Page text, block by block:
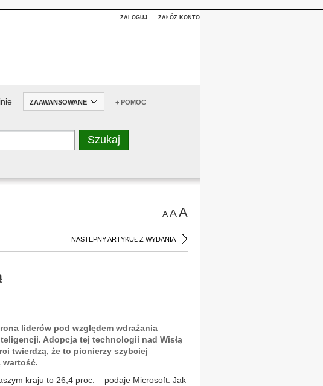
ZALOGUJ ZAŁÓŻ KONTO
ZAAWANSOWANE + POMOC
AAA
NASTĘPNY ARTYKUŁ Z WYDANIA
liderów pod względem wdrażania
Adopcja tej technologii nad Wisłą
twierdzą, że to pionierzy szybciej
wartość.
kraju to 26,4 proc. – podaje Microsoft. Jak